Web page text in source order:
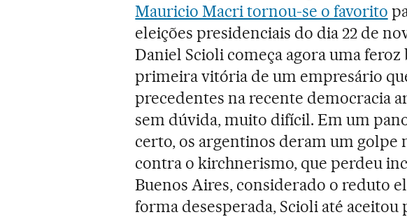
Mauricio Macri tornou-se o favorito
eleições presidenciais do dia 22 de
Daniel Scioli começa agora uma feroz
primeira vitória de um empresário
precedentes na recente democracia
sem dúvida, muito difícil. Em um
certo, os argentinos deram um golpe
contra o kirchnerismo, que perdeu
Buenos Aires, considerado o reduto
forma desesperada, Scioli até